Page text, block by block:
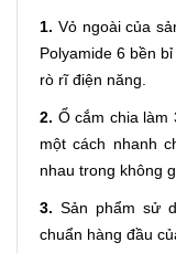
1. Vỏ ngoài của
Polyamide 6 bền
rò rĩ điện năng.
2. Ổ cắm chia làm
một cách nhanh
nhau trong không
3. Sản phẩm sử
chuẩn hàng đầu